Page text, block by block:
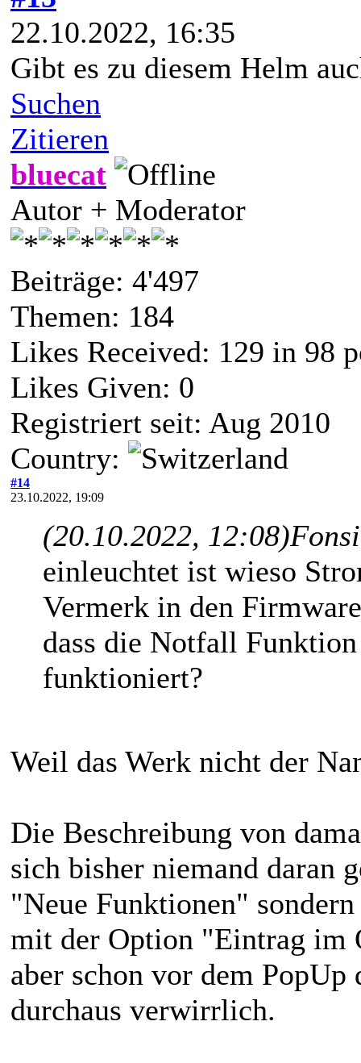
22.10.2022, 16:35
Gibt es zu diesem Helm
Suchen
Zitieren
bluecat
Autor + Moderator
Beiträge: 4'497
Themen: 184
Likes Received: 129 in 98
Likes Given: 0
Registriert seit: Aug 2010
Country:
#14
23.10.2022, 19:09
(20.10.2022, 12:08)
einleuchtet ist wieso
Vermerk in den
dass die Notfall
funktioniert?
Weil das Werk nicht der
Die Beschreibung von
sich bisher niemand daran
"Neue Funktionen"
mit der Option "Eintrag im
aber schon vor dem
durchaus verwirrlich.